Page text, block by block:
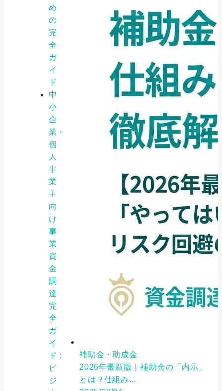
め
の
完
全
ガ
イ
ド
中
小
企
業・
個
人
事
業
主
向
け
事
業
資
金
調
達
完
全
ガ
イ
ド：
ビ
ジ
補助金・助成金
2026年最新版｜補助金の「内示」
とは？仕組み...